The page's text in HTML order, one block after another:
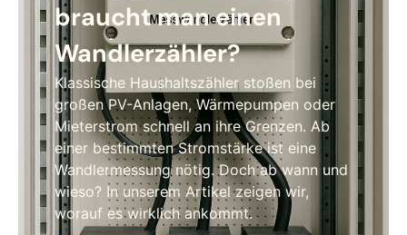
braucht man einen
Wandlerzähler?
Klassische Haushaltszähler stoßen bei
großen PV-Anlagen, Wärmepumpen oder
Mieterstrom schnell an ihre Grenzen. Ab
einer bestimmten Stromstärke ist eine
Wandlermessung nötig. Doch ab wann und
wieso? In unserem Artikel zeigen wir,
worauf es wirklich ankommt.